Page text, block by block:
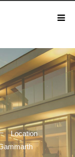
Location